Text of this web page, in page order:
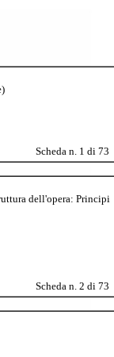
Scheda n. 1 di 73
dell'opera: Principi
Scheda n. 2 di 73